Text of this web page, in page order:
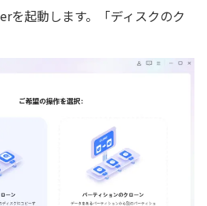
を起動します。「ディスクのク